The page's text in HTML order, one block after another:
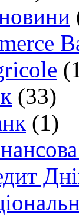
(33)
(1)